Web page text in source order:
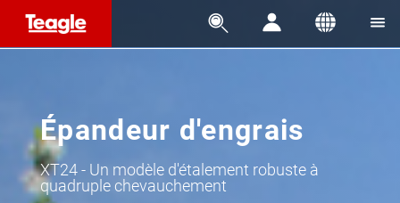
   
Épandeur d'engrais
XT24 - Un modèle d'étalement robuste à
quadruple chevauchement